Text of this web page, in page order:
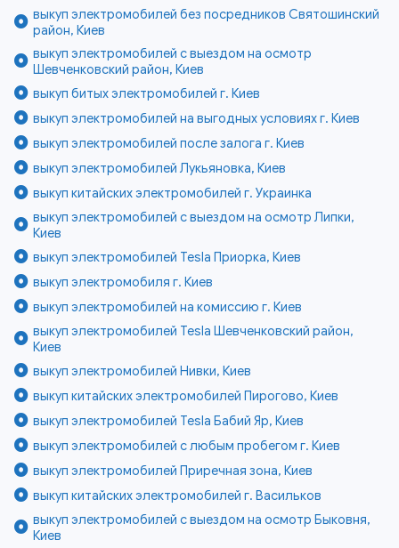
выкуп электромобилей без посредников Святошинский
район, Киев
выкуп электромобилей с выездом на осмотр
Шевченковский район, Киев
выкуп битых электромобилей г. Киев
выкуп электромобилей на выгодных условиях г. Киев
выкуп электромобилей после залога г. Киев
выкуп электромобилей Лукьяновка, Киев
выкуп китайских электромобилей г. Украинка
выкуп электромобилей с выездом на осмотр Липки,
Киев
выкуп электромобилей Tesla Приорка, Киев
выкуп электромобиля г. Киев
выкуп электромобилей на комиссию г. Киев
выкуп электромобилей Tesla Шевченковский район,
Киев
выкуп электромобилей Нивки, Киев
выкуп китайских электромобилей Пирогово, Киев
выкуп электромобилей Tesla Бабий Яр, Киев
выкуп электромобилей с любым пробегом г. Киев
выкуп электромобилей Приречная зона, Киев
выкуп китайских электромобилей г. Васильков
выкуп электромобилей с выездом на осмотр Быковня,
Киев